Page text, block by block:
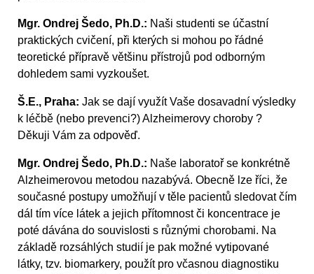
Mgr. Ondrej Šedo, Ph.D.: Naši studenti se účastní
praktických cvičení, při kterých si mohou po řádné
teoretické přípravě většinu přístrojů pod odborným
dohledem sami vyzkoušet.
Š.E., Praha: Jak se dají využít Vaše dosavadní výsledky
k léčbě (nebo prevenci?) Alzheimerovy choroby ?
Děkuji Vám za odpověď.
Mgr. Ondrej Šedo, Ph.D.: Naše laboratoř se konkrétně
Alzheimerovou metodou nazabývá. Obecně lze říci, že
současné postupy umožňují v těle pacientů sledovat čím
dál tím více látek a jejich přítomnost či koncentrace je
poté dávána do souvislosti s různými chorobami. Na
základě rozsáhlých studií je pak možné vytipované
látky, tzv. biomarkery, použít pro včasnou diagnostiku